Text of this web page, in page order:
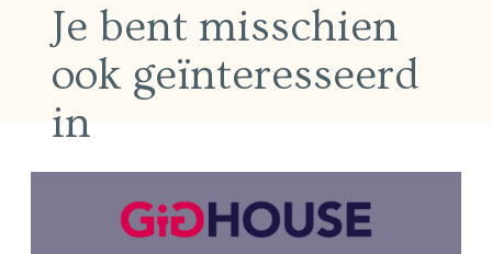
Je bent misschien
ook geïnteresseerd
in